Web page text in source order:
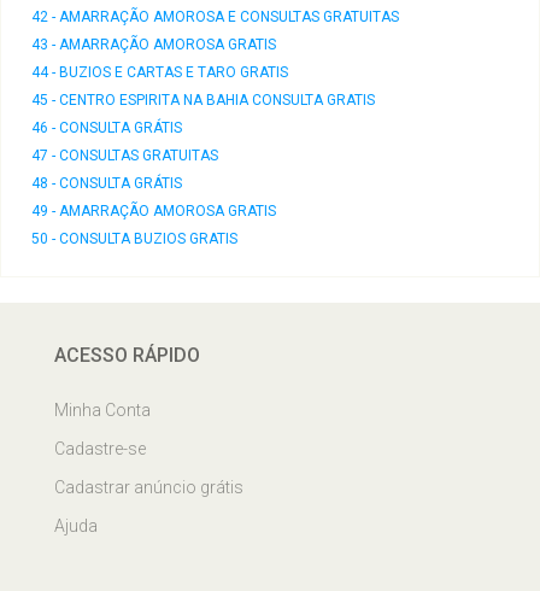
42 - AMARRAÇÃO AMOROSA E CONSULTAS GRATUITAS
43 - AMARRAÇÃO AMOROSA GRATIS
44 - BUZIOS E CARTAS E TARO GRATIS
45 - CENTRO ESPIRITA NA BAHIA CONSULTA GRATIS
46 - CONSULTA GRÁTIS
47 - CONSULTAS GRATUITAS
48 - CONSULTA GRÁTIS
49 - AMARRAÇÃO AMOROSA GRATIS
50 - CONSULTA BUZIOS GRATIS
ACESSO RÁPIDO
Minha Conta
Cadastre-se
Cadastrar anúncio grátis
Ajuda